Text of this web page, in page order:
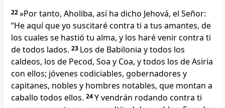
22»Por tanto, Aholiba, así ha dicho Jehová, el Señor:
“He aquí que yo suscitaré contra ti a tus amantes, de
los cuales se hastió tu alma, y los haré venir contra ti
de todos lados. 23 Los de Babilonia y todos los
caldeos, los de Pecod, Soa y Coa, y todos los de Asiria
con ellos; jóvenes codiciables, gobernadores y
capitanes, nobles y hombres notables, que montan a
caballo todos ellos. 24Y vendrán rodando contra ti